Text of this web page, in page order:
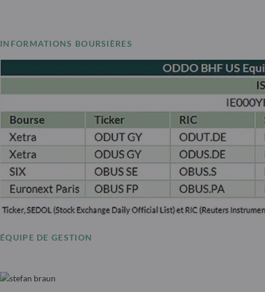
INFORMATIONS BOURSIÈRES
ÉQUIPE DE GESTION